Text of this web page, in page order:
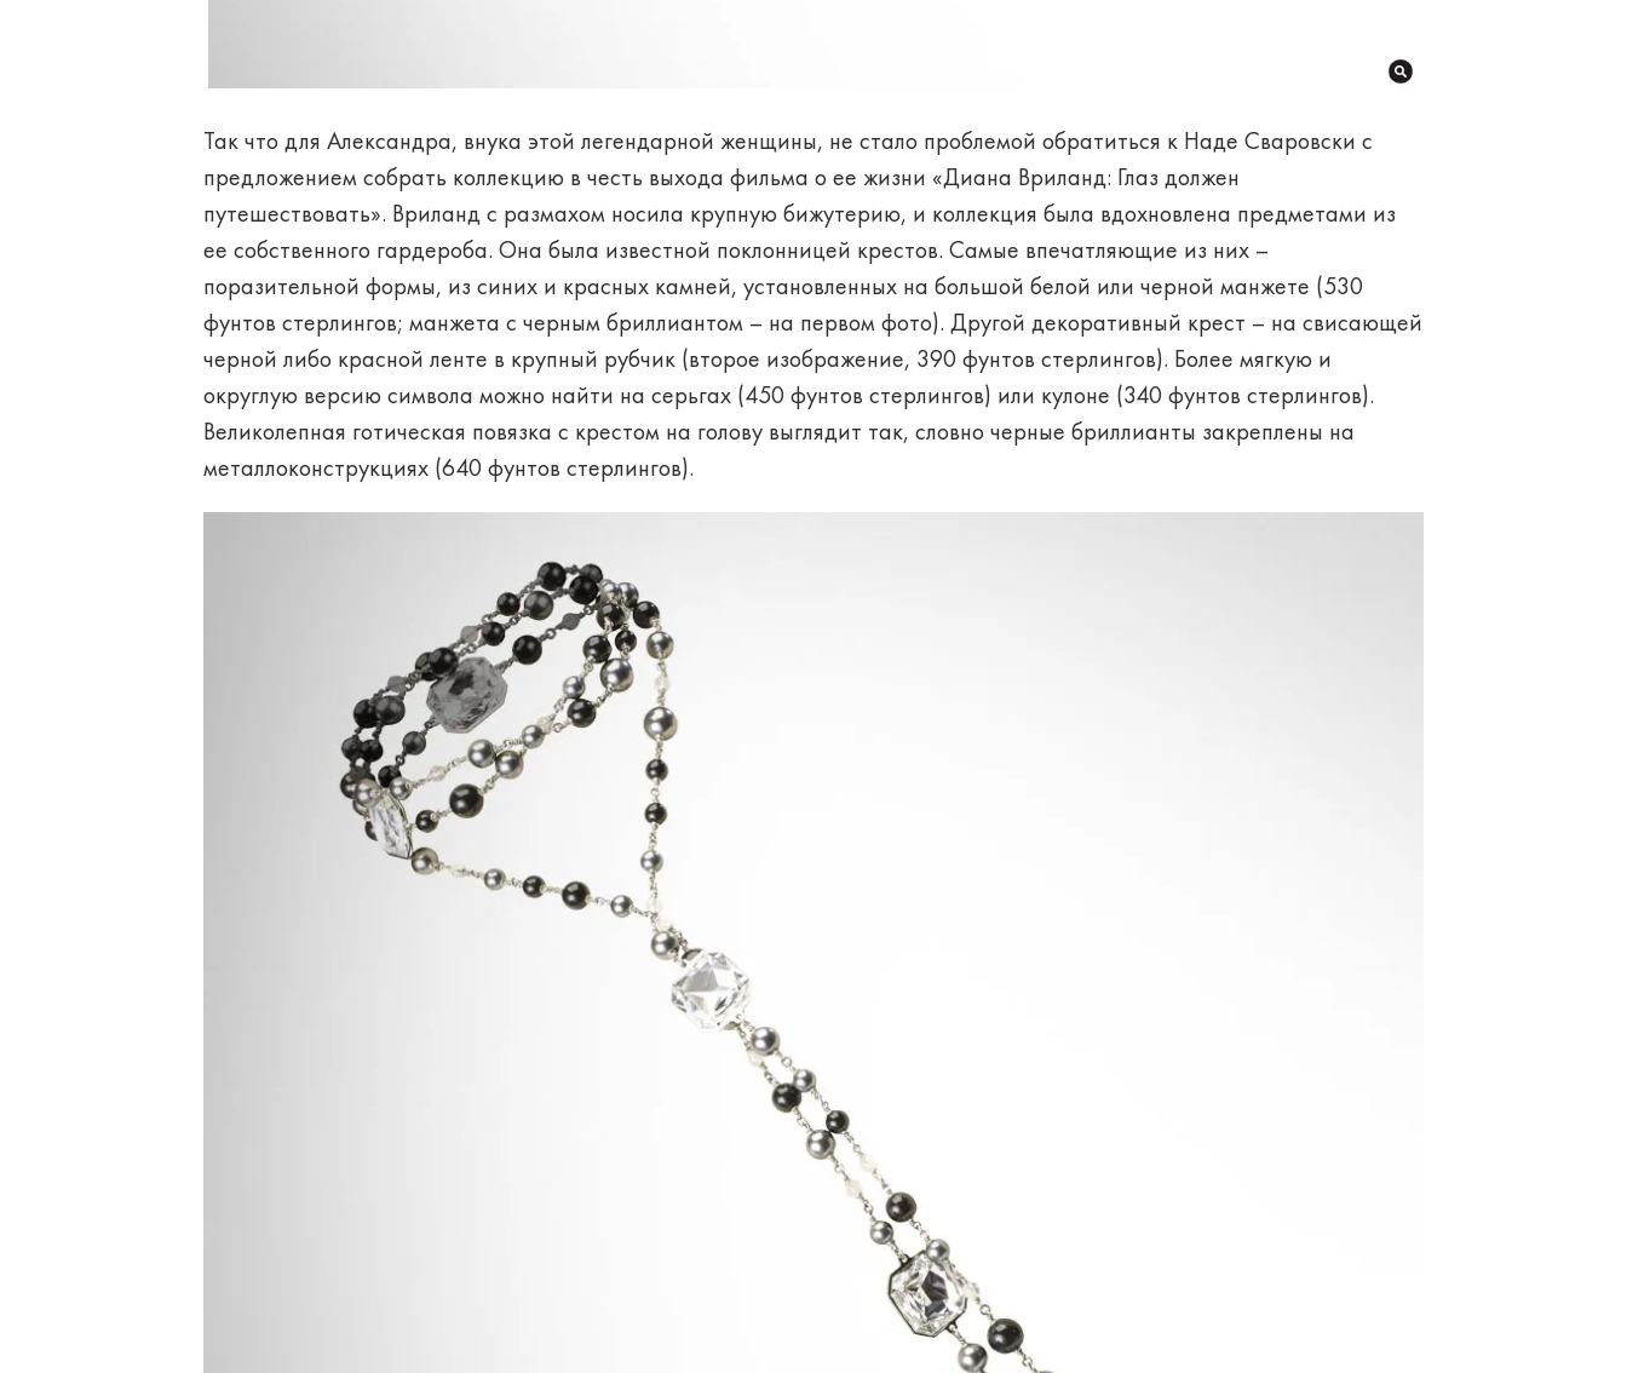
Так что для Александра, внука этой легендарной женщины, не стало проблемой обратиться к Наде Сваровски с
предложением собрать коллекцию в честь выхода фильма о ее жизни «Диана Вриланд: Глаз должен
путешествовать». Вриланд с размахом носила крупную бижутерию, и коллекция была вдохновлена предметами из
ее собственного гардероба. Она была известной поклонницей крестов. Самые впечатляющие из них –
поразительной формы, из синих и красных камней, установленных на большой белой или черной манжете (530
фунтов стерлингов; манжета с черным бриллиантом – на первом фото). Другой декоративный крест – на свисающей
черной либо красной ленте в крупный рубчик (второе изображение, 390 фунтов стерлингов). Более мягкую и
округлую версию символа можно найти на серьгах (450 фунтов стерлингов) или кулоне (340 фунтов стерлингов).
Великолепная готическая повязка с крестом на голову выглядит так, словно черные бриллианты закреплены на
металлоконструкциях (640 фунтов стерлингов).